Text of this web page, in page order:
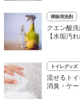
掃除用洗剤
クエン酸
【水垢汚れ
トイレグッズ
流せるト
消臭・ケ